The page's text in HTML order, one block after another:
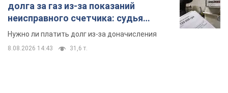
долга за газ из-за показаний
неисправного счетчика: судья
вынес неожиданное решение
Нужно ли платить долг из-за доначисления
8.08.2026 14:43 31,6 т.